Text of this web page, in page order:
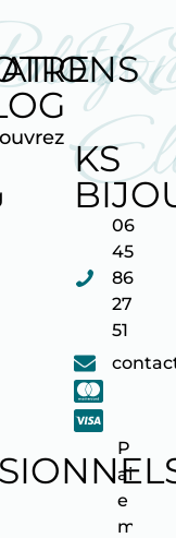
KS
06
45
86
27
51
P
ai
e
m